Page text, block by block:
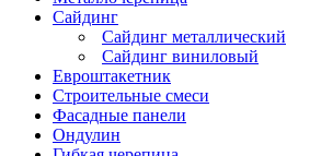
Сайдинг
Сайдинг металлический
Сайдинг виниловый
Евроштакетник
Строительные смеси
Фасадные панели
Ондулин